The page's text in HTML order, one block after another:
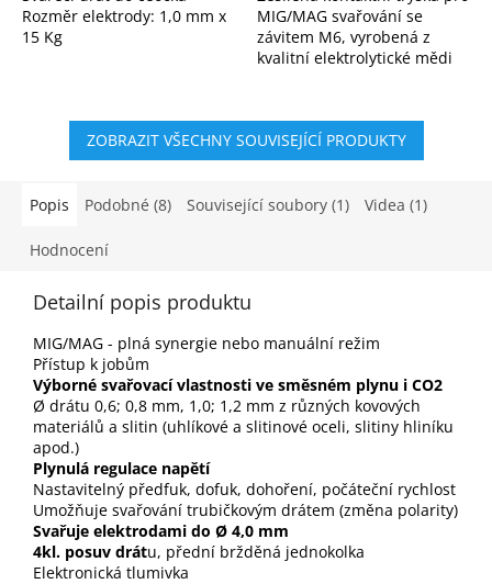
Rozměr elektrody: 1,0 mm x
15 Kg
MIG/MAG svařování se
závitem M6, vyrobená z
kvalitní elektrolytické mědi
delší životnost a...
ZOBRAZIT VŠECHNY SOUVISEJÍCÍ PRODUKTY
Popis Podobné (8) Související soubory (1) Videa (1)
Hodnocení
Detailní popis produktu
MIG/MAG - plná synergie nebo manuální režim
Přístup k jobům
Výborné svařovací vlastnosti ve směsném plynu i CO2
Ø drátu 0,6; 0,8 mm, 1,0; 1,2 mm z různých kovových
materiálů a slitin (uhlíkové a slitinové oceli, slitiny hliníku
apod.)
Plynulá regulace napětí
Nastavitelný předfuk, dofuk, dohoření, počáteční rychlost
Umožňuje svařování trubičkovým drátem (změna polarity)
Svařuje elektrodami do Ø 4,0 mm
4kl. posuv drátu, přední bržděná jednokolka
Elektronická tlumivka